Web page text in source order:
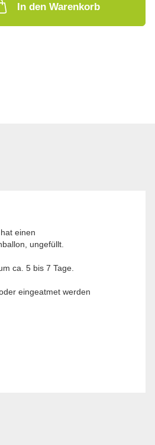
In den Warenkorb
einen
ungefüllt.
ca. 5 bis 7 Tage.
eingeatmet werden